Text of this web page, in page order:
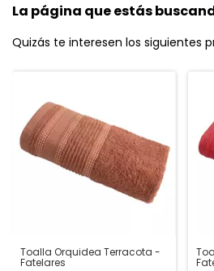
La página que estás
Quizás te interesen los siguientes
Toalla Orquidea Terracota -
Fatelares